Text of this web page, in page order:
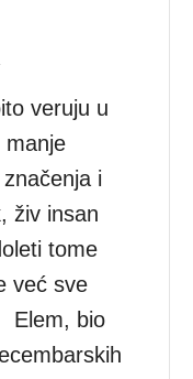
veruju u
manje
i
živ insan
tome
već sve
Elem, bio